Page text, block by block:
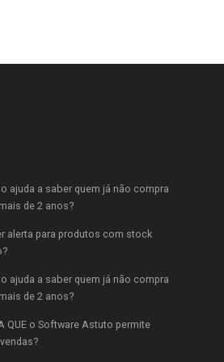
ajuda a saber quem já não compra
de 2 anos?
alerta para produtos com stock
ajuda a saber quem já não compra
de 2 anos?
QUE o Software Astuto permite